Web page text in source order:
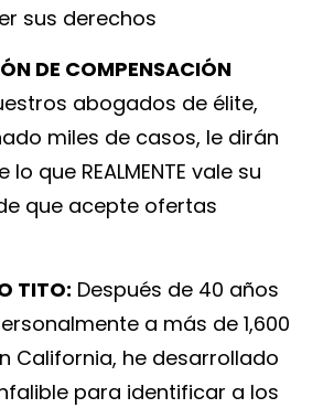
sus derechos
DE COMPENSACIÓN
abogados de élite,
miles de casos, le dirán
que REALMENTE vale su
que acepte ofertas
TITO: Después de 40 años
a más de 1,600
California, he desarrollado
para identificar a los